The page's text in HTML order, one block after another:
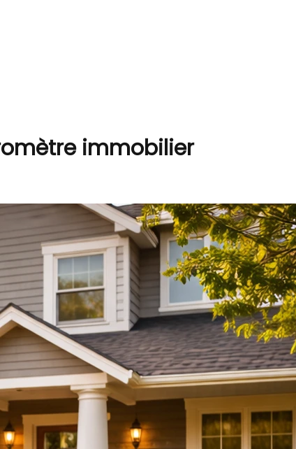
immobilier